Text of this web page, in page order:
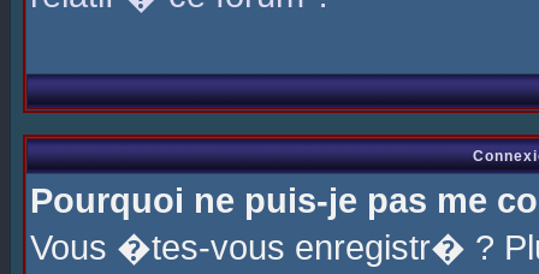
Pourquoi ne puis-je pas me
Vous �tes-vous enregistr� ?